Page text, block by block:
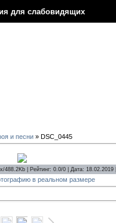
для слабовидящих
и песни » DSC_0445
488.2Kb | Рейтинг: 0.0/0 | Дата: 18.02.2019 |
в реальном размере